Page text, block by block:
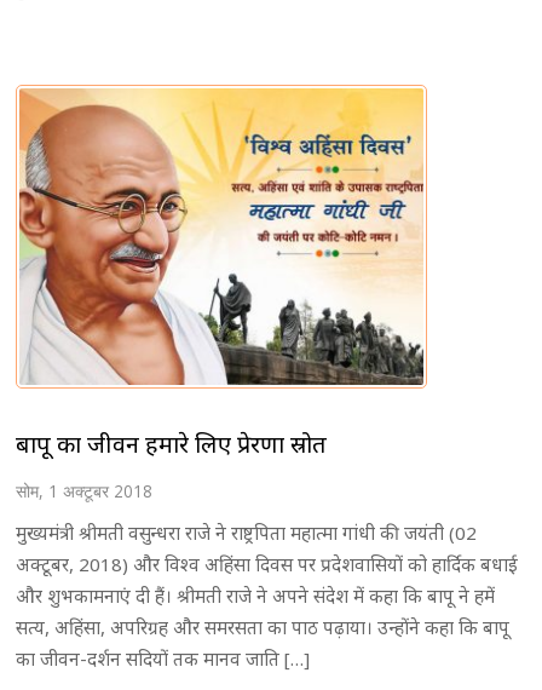
बापू का जीवन हमारे लिए प्रेरणा स्रोत
सोम, 1 अक्टूबर 2018
मुख्यमंत्री श्रीमती वसुन्धरा राजे ने राष्ट्रपिता महात्मा गांधी की जयंती (02
अक्टूबर, 2018) और विश्व अहिंसा दिवस पर प्रदेशवासियों को हार्दिक बधाई
और शुभकामनाएं दी हैं। श्रीमती राजे ने अपने संदेश में कहा कि बापू ने हमें
सत्य, अहिंसा, अपरिग्रह और समरसता का पाठ पढ़ाया। उन्होंने कहा कि बापू
का जीवन-दर्शन सदियों तक मानव जाति […]